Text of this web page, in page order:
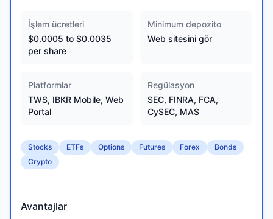
İşlem ücretleri
$0.0005 to $0.0035
per share
Minimum depozito
Web sitesini gör
Platformlar
TWS, IBKR Mobile, Web
Portal
Regülasyon
SEC, FINRA, FCA,
CySEC, MAS
Stocks ETFs Options Futures Forex
Bonds
Crypto
Avantajlar